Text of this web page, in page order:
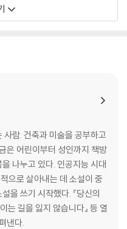
사람. 건축과 미술을 공부하고
은 어린이부터 성인까지 책방
나누고 있다. 인공지능 시대
으로 살아내는 데 소설이 중
을 쓰기 시작했다. 『당신의
는 길을 잃지 않습니다』 등 열
낸다.